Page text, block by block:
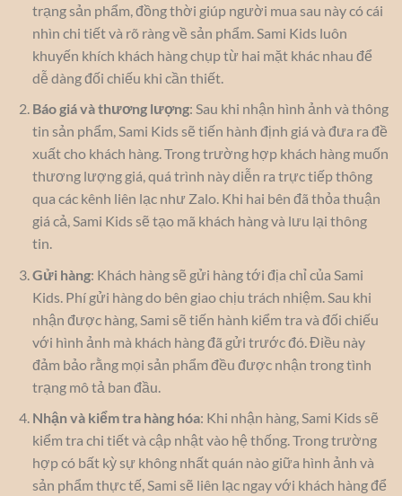
trạng sản phẩm, đồng thời giúp người mua sau này có cái
nhìn chi tiết và rõ ràng về sản phẩm. Sami Kids luôn
khuyến khích khách hàng chụp từ hai mặt khác nhau để
dễ dàng đối chiếu khi cần thiết.
Báo giá và thương lượng: Sau khi nhận hình ảnh và thông
tin sản phẩm, Sami Kids sẽ tiến hành định giá và đưa ra đề
xuất cho khách hàng. Trong trường hợp khách hàng muốn
thương lượng giá, quá trình này diễn ra trực tiếp thông
qua các kênh liên lạc như Zalo. Khi hai bên đã thỏa thuận
giá cả, Sami Kids sẽ tạo mã khách hàng và lưu lại thông
tin.
Gửi hàng: Khách hàng sẽ gửi hàng tới địa chỉ của Sami
Kids. Phí gửi hàng do bên giao chịu trách nhiệm. Sau khi
nhận được hàng, Sami sẽ tiến hành kiểm tra và đối chiếu
với hình ảnh mà khách hàng đã gửi trước đó. Điều này
đảm bảo rằng mọi sản phẩm đều được nhận trong tình
trạng mô tả ban đầu.
Nhận và kiểm tra hàng hóa: Khi nhận hàng, Sami Kids sẽ
kiểm tra chi tiết và cập nhật vào hệ thống. Trong trường
hợp có bất kỳ sự không nhất quán nào giữa hình ảnh và
sản phẩm thực tế, Sami sẽ liên lạc ngay với khách hàng để